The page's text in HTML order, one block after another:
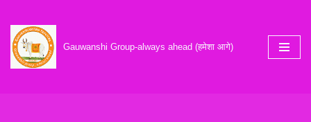
Skip
to
content
Gauwanshi Group-always ahead (हमेशा आगे)